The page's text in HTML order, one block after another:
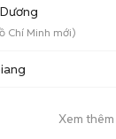
Chí Minh mới)
Xem thêm